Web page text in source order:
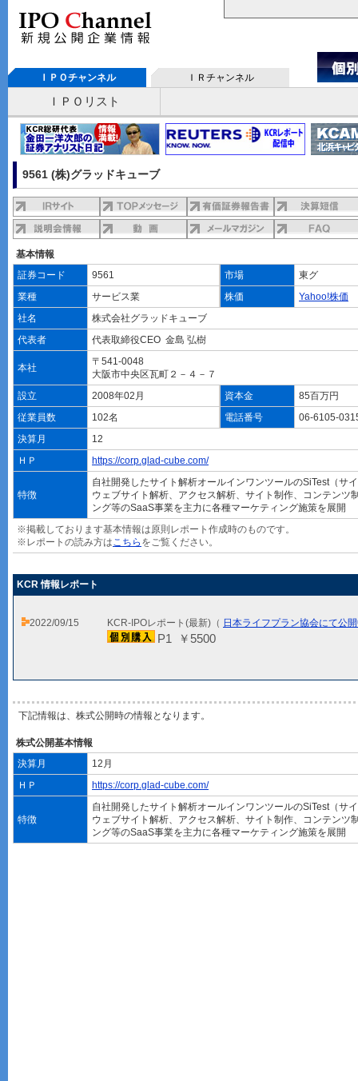
ＩＰＯチャンネル ＩＲチャンネル
ＩＰＯリスト
9561 (株)グラッドキューブ
基本情報
証券コード
9561 市場
東グ
業種
サービス業 株価
Yahoo!株価
社名
株式会社グラッドキューブ
代表者
代表取締役CEO 金島 弘樹
本社
〒541-0048
大阪市中央区瓦町２－４－７
設立
2008年02月 資本金
85百万円
従業員数
102名 電話番号
06-6105-
決算月
12
ＨＰ
https://corp.glad-cube.com/
特徴
自社開発したサイト解析オールインワンツールのSiTest（サ
ウェブサイト解析、アクセス解析、サイト制作、コンテンツ
ング等のSaaS事業を主力に各種マーケティング施策を展開
※掲載しております基本情報は原則レポート作成時のものです。
※レポートの読み方はこちら をご覧ください。
KCR 情報レポート
2022/09/15 KCR-IPOレポート(最新)（ 日本ライフプラン協会にて公
P1 ￥5500
下記情報は、株式公開時の情報となります。
株式公開基本情報
決算月
12月
ＨＰ
https://corp.glad-cube.com/
特徴
自社開発したサイト解析オールインワンツールのSiTest（サ
ウェブサイト解析、アクセス解析、サイト制作、コンテンツ
ング等のSaaS事業を主力に各種マーケティング施策を展開